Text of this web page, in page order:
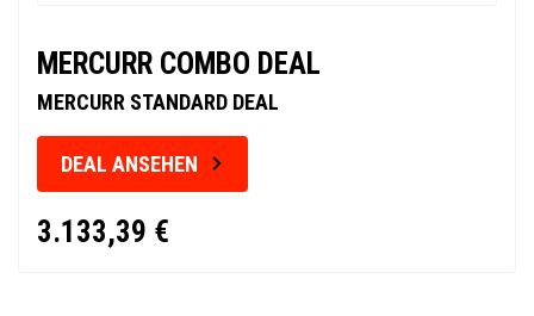
MERCURR COMBO DEAL
MERCURR STANDARD DEAL
DEAL ANSEHEN
3.133,39 €